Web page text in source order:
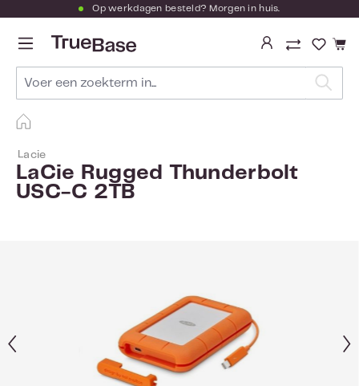
Ga naar de hoofdinhoud
Op werkdagen besteld? Morgen in huis.
Je
Lacie
LaCie Rugged Thunderbolt
USC-C 2TB